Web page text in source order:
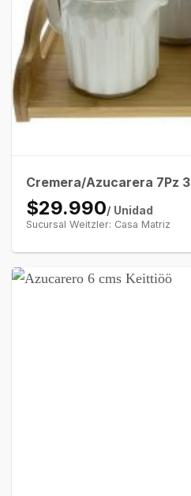
Cremera/Azucarera 7Pz
$29.990/ Unidad
Sucursal Weitzler: Casa Matriz